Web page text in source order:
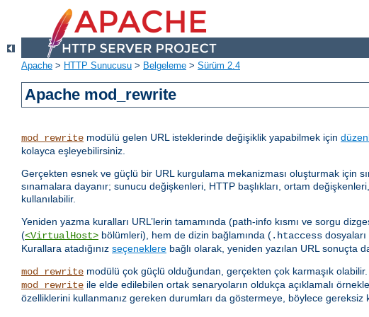
Apache > HTTP Sunucusu > Belgeleme > Sürüm 2.4
Apache mod_rewrite
mod_rewrite modülü gelen URL isteklerinde değişiklik yapabilmek için
kolayca eşleyebilirsiniz.
Gerçekten esnek ve güçlü bir URL kurgulama mekanizması oluşturmak için
sınamalara dayanır; sunucu değişkenleri, HTTP başlıkları, ortam
kullanılabilir.
Yeniden yazma kuralları URL’lerin tamamında (path-info kısmı ve sorgu
(<VirtualHost> bölümleri), hem de dizin bağlamında (.htaccess dosyaları
Kurallara atadığınız seçeneklere bağlı olarak, yeniden yazılan URL sonuçta
mod_rewrite modülü çok güçlü olduğundan, gerçekten çok karmaşık
mod_rewrite ile elde edilebilen ortak senaryoların oldukça açıklamalı
özelliklerini kullanmanız gereken durumları da göstermeye, böylece gereksiz